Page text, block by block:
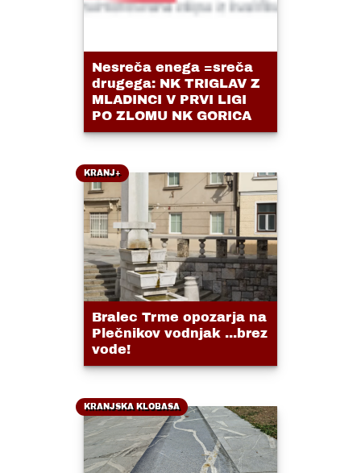
Nesreča enega =sreča
drugega: NK TRIGLAV Z
MLADINCI V PRVI LIGI
PO ZLOMU NK GORICA
KRANJ+
Bralec Trme opozarja na
Plečnikov vodnjak ...brez
vode!
KRANJSKA KLOBASA